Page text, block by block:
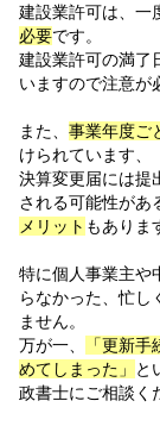
建設業許可は、一
必要です。
建設業許可の満了
いますので注意が
また、 事業年度ご
けられています、
決算変更届には提
される可能性があ
メリット もありま
特に個人事業主や
らなかった、忙し
ません。
万が一、
「更新
めてしまった」
と
政書士にご相談く